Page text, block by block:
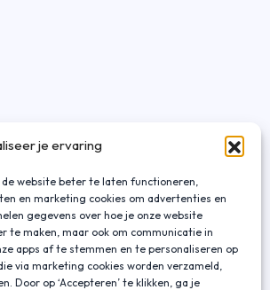
je ervaring
website beter te laten functioneren,
en marketing cookies om advertenties en
gegevens over hoe je onze website
te maken, maar ook om communicatie in
apps af te stemmen en te personaliseren op
via marketing cookies worden verzameld,
Door op ‘Accepteren’ te klikken, ga je